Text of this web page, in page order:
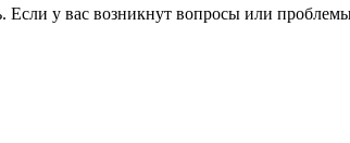
Если у вас возникнут вопросы или